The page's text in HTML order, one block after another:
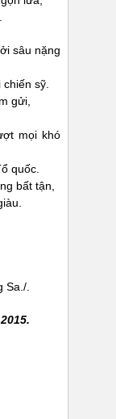
sâu nặng
sỹ.
gửi,
mọi khó
quốc.
bất tận,
Sa./.